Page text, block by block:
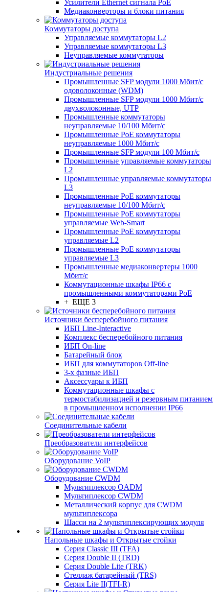
Усилители Ethernet сигнала PoE
Медиаконверторы и блоки питания
Коммутаторы доступа
Управляемые коммутаторы L2
Управляемые коммутаторы L3
Неуправляемые коммутаторы
Индустриальные решения
Промышленные SFP модули 1000 Мбит/c
одоволоконные (WDM)
Промышленные SFP модули 1000 Мбит/c
двухволоконные, UTP
Промышленные коммутаторы
неуправляемые 10/100 Мбит/с
Промышленные PoE коммутаторы
неуправляемые 1000 Мбит/с
Промышленные SFP модули 100 Мбит/c
Промышленные управляемые коммутаторы
L2
Промышленные управляемые коммутаторы
L3
Промышленные PoE коммутаторы
неуправляемые 10/100 Мбит/с
Промышленные PoE коммутаторы
управляемые Web-Smart
Промышленные PoE коммутаторы
управляемые L2
Промышленные PoE коммутаторы
управляемые L3
Промышленные медиаконвертеры 1000
Мбит/с
Коммутационные шкафы IP66 c
промышленными коммутаторами PoE
+ ЕЩЕ 3
Источники бесперебойного питания
ИБП Line-Interactive
Комплекс бесперебойного питания
ИБП On-line
Батарейный блок
ИБП для коммутаторов Off-line
3-х фазные ИБП
Аксессуары к ИБП
Коммутационные шкафы с
термостабилизацией и резервным питанием
в промышленном исполнении IP66
Соединительные кабели
Преобразователи интерфейсов
Оборудование VoIP
Оборудование CWDM
Мультиплекcор OADM
Мультиплексор CWDM
Металлический корпус для CWDM
мультиплексора
Шасси на 2 мультиплексирующих модуля
Напольные шкафы и Открытые стойки
Серия Classic III (TFA)
Серия Double II (TRD)
Серия Double Lite (TRK)
Стеллаж батарейный (TRS)
Серия Lite II(TFI-R)